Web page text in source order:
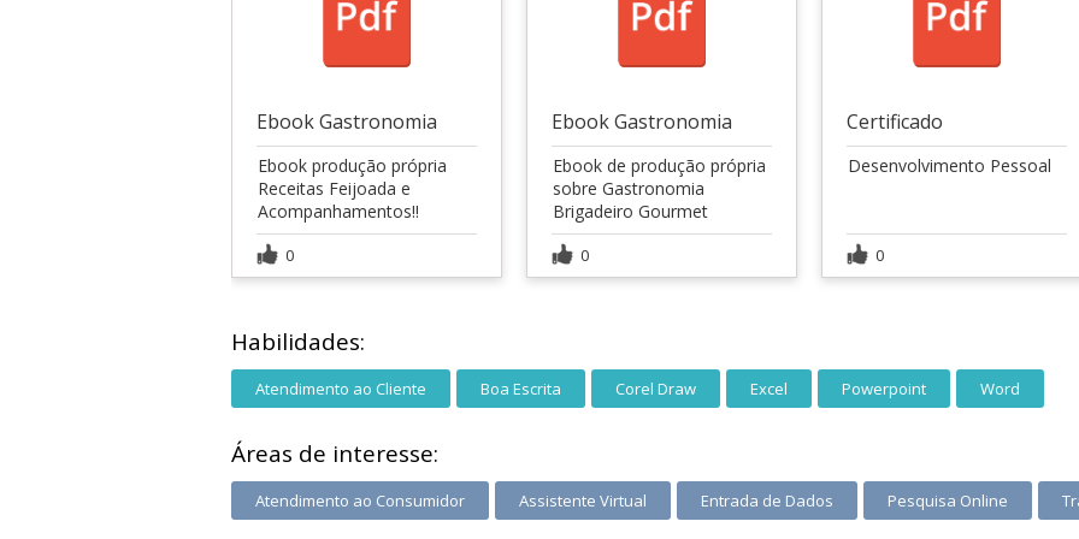
Ebook Gastronomia
Ebook produção própria
Receitas Feijoada e
Acompanhamentos!!
0
Ebook Gastronomia
Ebook de produção própria
sobre Gastronomia
Brigadeiro Gourmet
0
Certificado
Desenvolvimento Pessoal
0
Habilidades:
Atendimento ao Cliente Boa Escrita Corel Draw Excel Powerpoint Word
Áreas de interesse:
Atendimento ao Consumidor Assistente Virtual Entrada de Dados Pesquisa Online